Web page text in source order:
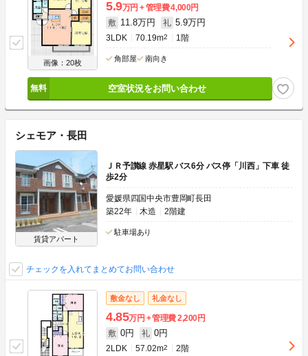
画像：20枚
5.9万円 管理費4,000円
敷 11.8万円 礼 5.9万円
3LDK 70.19m2 1階
角部屋 南向き
空室状況をお問い合わせ
シェモア・長田
賃貸アパート
ＪＲ予讃線 赤星駅 バス6分 バス停「川西」下車 徒
歩2分
愛媛県四国中央市豊岡町長田
築22年
木造 2階建
駐車場あり
チェックを入れてまとめてお問い合わせ
敷金なし 礼金なし
4.85万円 管理費2,200円
敷 0円 礼 0円
2LDK 57.02m2 2階